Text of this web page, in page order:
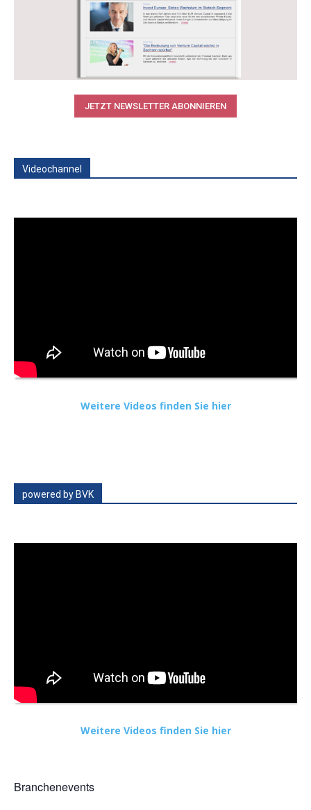
JETZT NEWSLETTER ABONNIEREN
Videochannel
Weitere Videos finden Sie hier
powered by BVK
Weitere Videos finden Sie hier
Branchenevents